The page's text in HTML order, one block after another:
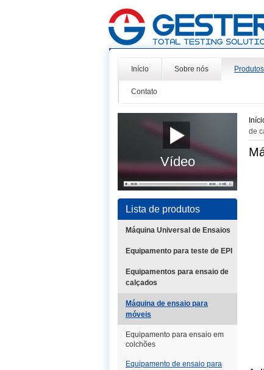
Início Sobre nós Produtos
Contato
Vídeo
Lista de produtos
Máquina Universal de Ensaios
Equipamento para teste de EPI
Equipamentos para ensaio de
calçados
Máquina de ensaio para
móveis
Equipamento para ensaio em
colchões
Equipamento de ensaio para
de